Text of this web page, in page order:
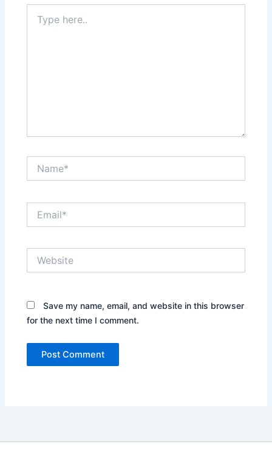
here..
Save my name, email, and website in this browser
for the next time I comment.